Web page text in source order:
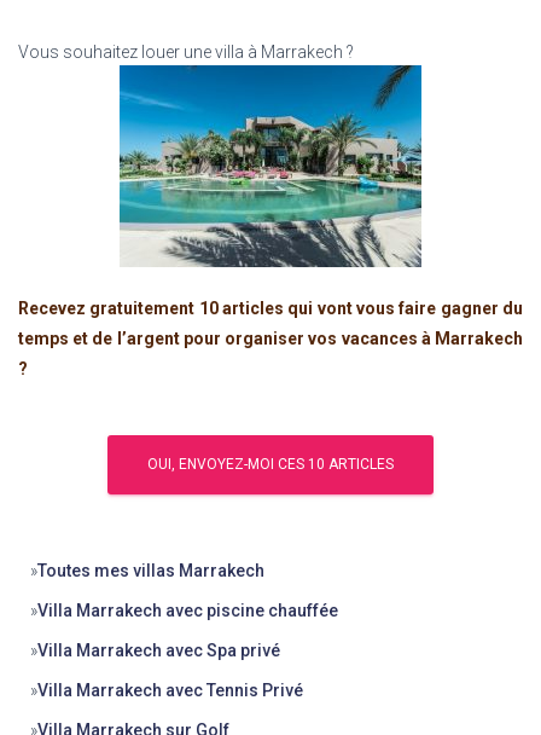
Vous souhaitez louer une villa à Marrakech ?
Recevez gratuitement 10 articles qui vont vous faire gagner du
temps et de l’argent pour organiser vos vacances à Marrakech
?
»Toutes mes villas Marrakech
»Villa Marrakech avec piscine chauffée
»Villa Marrakech avec Spa privé
»Villa Marrakech avec Tennis Privé
»Villa Marrakech sur Golf